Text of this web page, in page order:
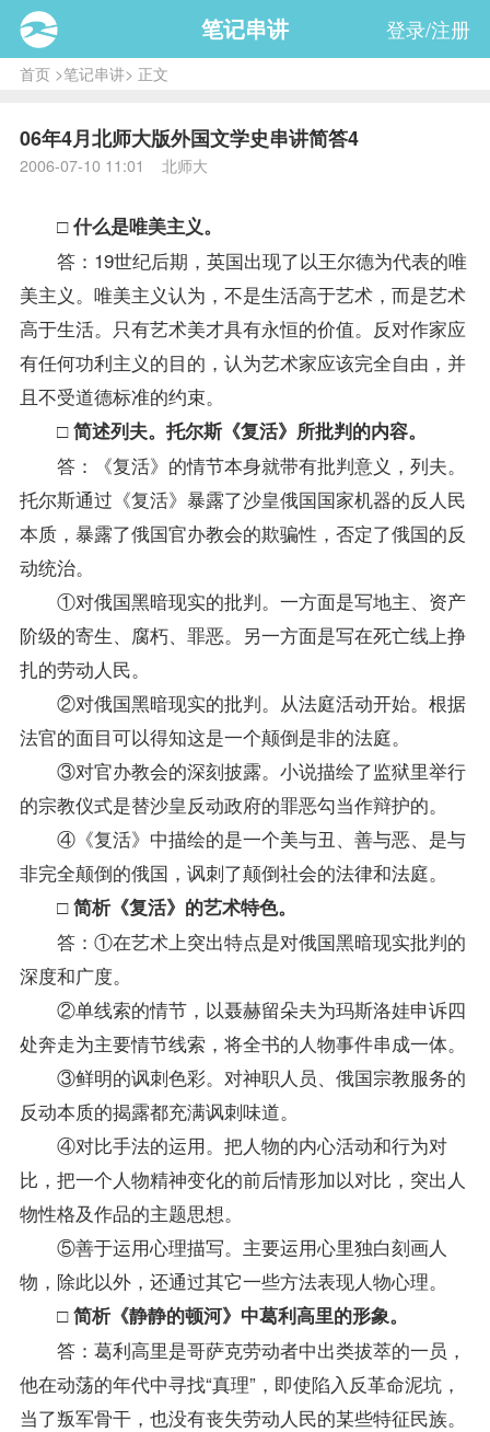
笔记串讲 登录/注册
首页>笔记串讲> 正文
06年4月北师大版外国文学史串讲简答4
2006-07-10 11:01 北师大
□ 什么是唯美主义。
答：19世纪后期，英国出现了以王尔德为代表的唯
美主义。唯美主义认为，不是生活高于艺术，而是艺术
高于生活。只有艺术美才具有永恒的价值。反对作家应
有任何功利主义的目的，认为艺术家应该完全自由，并
且不受道德标准的约束。
□ 简述列夫。托尔斯《复活》所批判的内容。
答：《复活》的情节本身就带有批判意义，列夫。
托尔斯通过《复活》暴露了沙皇俄国国家机器的反人民
本质，暴露了俄国官办教会的欺骗性，否定了俄国的反
动统治。
①对俄国黑暗现实的批判。一方面是写地主、资产
阶级的寄生、腐朽、罪恶。另一方面是写在死亡线上挣
扎的劳动人民。
②对俄国黑暗现实的批判。从法庭活动开始。根据
法官的面目可以得知这是一个颠倒是非的法庭。
③对官办教会的深刻披露。小说描绘了监狱里举行
的宗教仪式是替沙皇反动政府的罪恶勾当作辩护的。
④《复活》中描绘的是一个美与丑、善与恶、是与
非完全颠倒的俄国，讽刺了颠倒社会的法律和法庭。
□ 简析《复活》的艺术特色。
答：①在艺术上突出特点是对俄国黑暗现实批判的
深度和广度。
②单线索的情节，以聂赫留朵夫为玛斯洛娃申诉四
处奔走为主要情节线索，将全书的人物事件串成一体。
③鲜明的讽刺色彩。对神职人员、俄国宗教服务的
反动本质的揭露都充满讽刺味道。
④对比手法的运用。把人物的内心活动和行为对
比，把一个人物精神变化的前后情形加以对比，突出人
物性格及作品的主题思想。
⑤善于运用心理描写。主要运用心里独白刻画人
物，除此以外，还通过其它一些方法表现人物心理。
□ 简析《静静的顿河》中葛利高里的形象。
答：葛利高里是哥萨克劳动者中出类拔萃的一员，
他在动荡的年代中寻找“真理”，即使陷入反革命泥坑，
当了叛军骨干，也没有丧失劳动人民的某些特征民族。